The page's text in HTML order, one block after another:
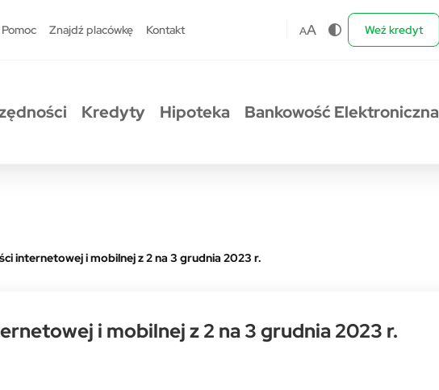
Pomoc Znajdź placówkę Kontakt AA Weź kredyt
Kredyty Hipoteka Bankowość Elektroniczna
internetowej i mobilnej z 2 na 3 grudnia 2023 r.
i mobilnej z 2 na 3 grudnia 2023 r.